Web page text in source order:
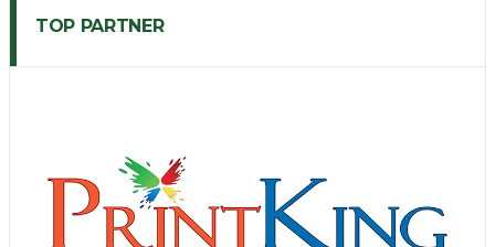
TOP PARTNER